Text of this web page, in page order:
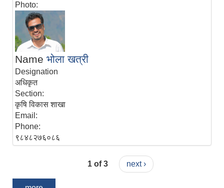
Photo:
Name भोला खत्री
Designation
अधिकृत
Section:
कृषि विकास शाखा
Email:
Phone:
९८४८२७६०८६
1 of 3 next ›